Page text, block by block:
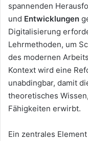
spannenden
und Entwicklungen
Digitalisierung
Lehrmethoden, um
des modernen
Kontext wird eine
unabdingbar, damit
theoretisches
Fähigkeiten erwirbt.
Ein zentrales